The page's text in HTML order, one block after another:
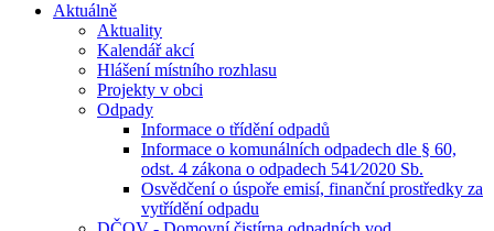
Aktuálně
Aktuality
Kalendář akcí
Hlášení místního rozhlasu
Projekty v obci
Odpady
Informace o třídění odpadů
Informace o komunálních odpadech dle § 60,
odst. 4 zákona o odpadech 541⁄2020 Sb.
Osvědčení o úspoře emisí, finanční prostředky za
vytřídění odpadu